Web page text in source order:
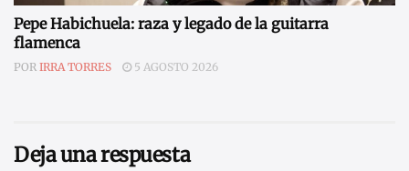
Pepe Habichuela: raza y legado de la guitarra
flamenca
POR IRRA TORRES 5 AGOSTO 2026
Deja una respuesta